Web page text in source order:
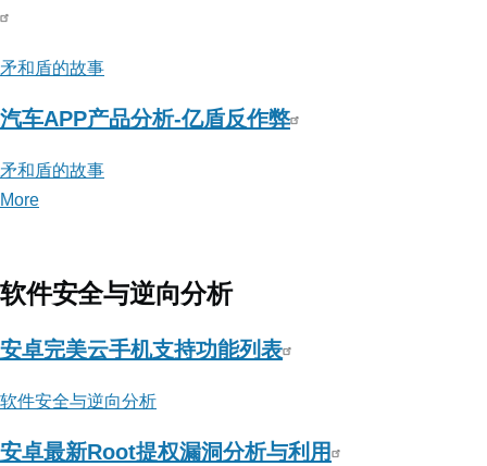
矛和盾的故事
汽车APP产品分析-亿盾反作弊
矛和盾的故事
More
和
的
事
软件安全与逆向分析
安卓完美云手机支持功能列表
软件安全与逆向分析
安卓最新Root提权漏洞分析与利用